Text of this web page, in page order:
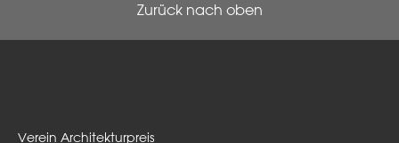
Zurück nach oben
Verein Architekturpreis